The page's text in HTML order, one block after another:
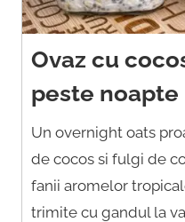
Ovaz cu
peste noapte
Un overnight oats
de cocos si fulgi de
fanii aromelor
trimite cu gandul la